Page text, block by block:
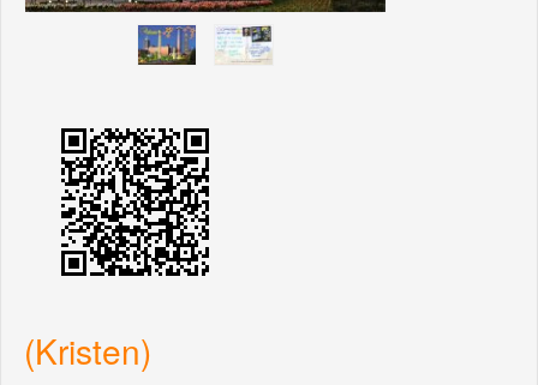
(Kristen)